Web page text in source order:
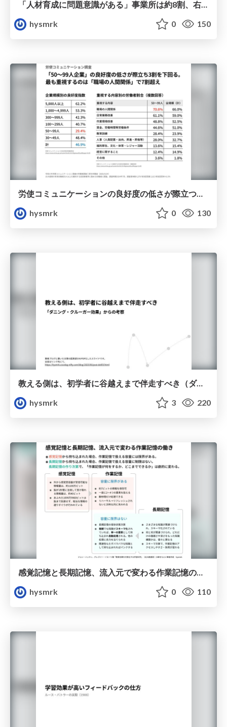
「人材育成に問題意識がある」事業所は約8割、右肩上がり
hysmrk
0 150
労使コミュニケーションの良好度の低さが際立つ「50〜99人企業」
hysmrk
0 130
教える側は、初学者に谷越えまで伴走すべき（ダニング・クルーガー効果からの考察）
hysmrk
3 220
感覚記憶と長期記憶、流入元で変わる作業記憶の働き
hysmrk
0 110